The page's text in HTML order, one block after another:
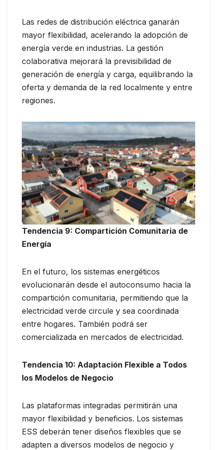
Las redes de distribución eléctrica ganarán
mayor flexibilidad, acelerando la adopción de
energía verde en industrias. La gestión
colaborativa mejorará la previsibilidad de
generación de energía y carga, equilibrando la
oferta y demanda de la red localmente y entre
regiones.
Tendencia 9: Compartición Comunitaria de
Energía
En el futuro, los sistemas energéticos
evolucionarán desde el autoconsumo hacia la
compartición comunitaria, permitiendo que la
electricidad verde circule y sea coordinada
entre hogares. También podrá ser
comercializada en mercados de electricidad.
Tendencia 10: Adaptación Flexible a Todos
los Modelos de Negocio
Las plataformas integradas permitirán una
mayor flexibilidad y beneficios. Los sistemas
ESS deberán tener diseños flexibles que se
adapten a diversos modelos de negocio y